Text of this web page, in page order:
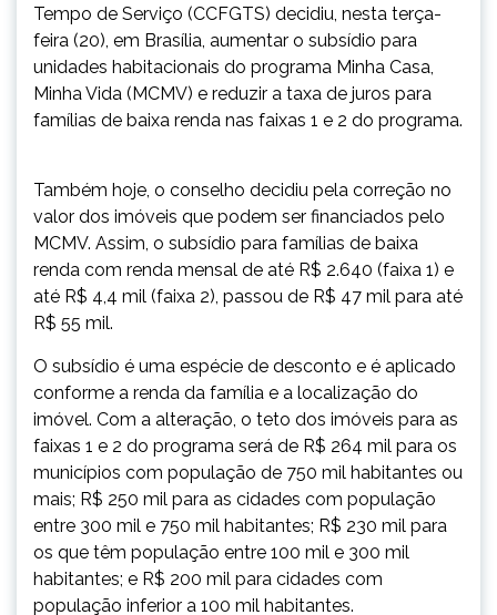
Tempo de Serviço (CCFGTS) decidiu, nesta terça-
feira (20), em Brasília, aumentar o subsídio para
unidades habitacionais do programa Minha Casa,
Minha Vida (MCMV) e reduzir a taxa de juros para
famílias de baixa renda nas faixas 1 e 2 do programa.
Também hoje, o conselho decidiu pela correção no
valor dos imóveis que podem ser financiados pelo
MCMV. Assim, o subsídio para famílias de baixa
renda com renda mensal de até R$ 2.640 (faixa 1) e
até R$ 4,4 mil (faixa 2), passou de R$ 47 mil para até
R$ 55 mil.
O subsídio é uma espécie de desconto e é aplicado
conforme a renda da família e a localização do
imóvel. Com a alteração, o teto dos imóveis para as
faixas 1 e 2 do programa será de R$ 264 mil para os
municípios com população de 750 mil habitantes ou
mais; R$ 250 mil para as cidades com população
entre 300 mil e 750 mil habitantes; R$ 230 mil para
os que têm população entre 100 mil e 300 mil
habitantes; e R$ 200 mil para cidades com
população inferior a 100 mil habitantes.